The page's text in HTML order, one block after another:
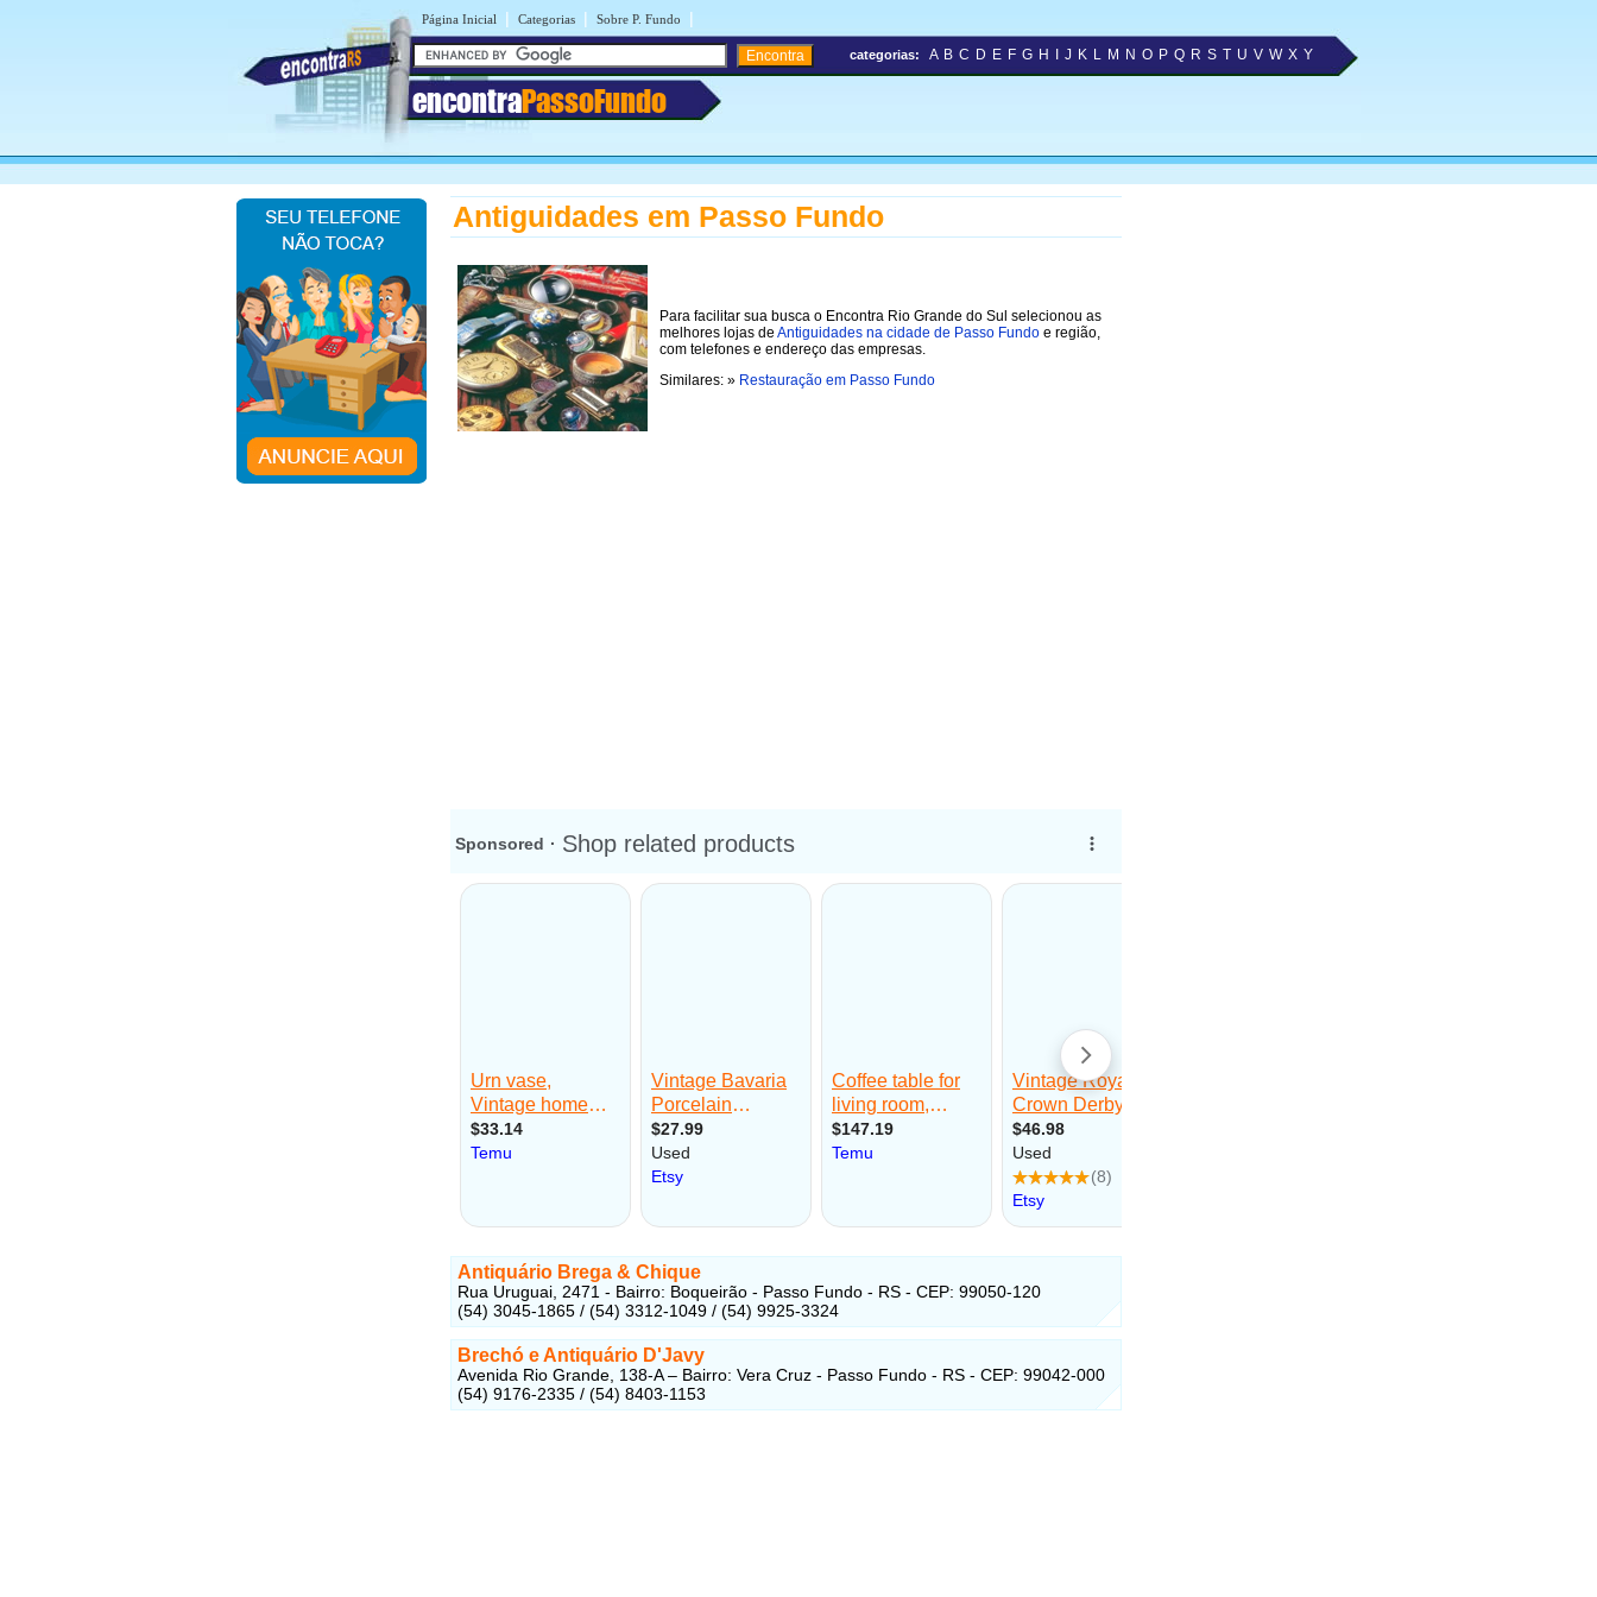
Página Inicial | Categorias | Sobre P. Fundo |
encontraPassoFundo
categorias: A B C D E F G H J K L M N O P Q R S T U V W X Y
Antiguidades em Passo Fundo
Para facilitar sua busca o Encontra Rio Grande do Sul selecionou as
melhores lojas de Antiguidades na cidade de Passo Fundo e região,
com telefones e endereço das empresas.
Similares: » Restauração em Passo Fundo
Antiquário Brega & Chique
Rua Uruguai, 2471 - Bairro: Boqueirão - Passo Fundo - RS - CEP: 99050-120
(54) 3045-1865 / (54) 3312-1049 / (54) 9925-3324
Brechó e Antiquário D'Javy
Avenida Rio Grande, 138-A – Bairro: Vera Cruz - Passo Fundo - RS - CEP: 99042-000
(54) 9176-2335 / (54) 8403-1153